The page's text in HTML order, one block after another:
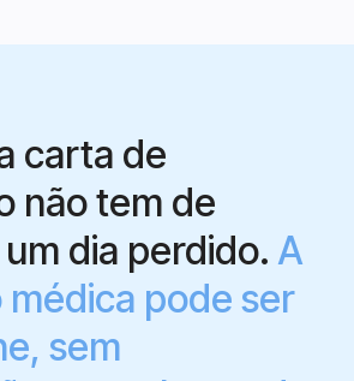
carta de
não tem de
dia perdido.A
médica pode ser
sem